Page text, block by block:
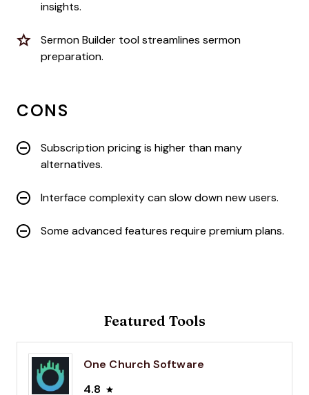
insights.
Sermon Builder tool streamlines sermon
preparation.
CONS
Subscription pricing is higher than many
alternatives.
Interface complexity can slow down new users.
Some advanced features require premium plans.
Featured Tools
One Church Software
4.8